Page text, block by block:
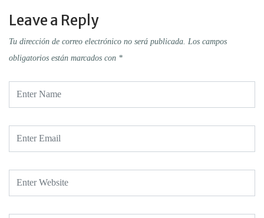
Leave a Reply
Tu dirección de correo electrónico no será publicada. Los campos
obligatorios están marcados con *